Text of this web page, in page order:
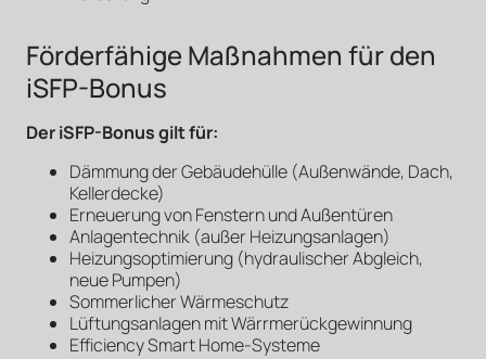
Förderfähige Maßnahmen für den
iSFP-Bonus
Der iSFP-Bonus gilt für:
Dämmung der Gebäudehülle (Außenwände, Dach,
Kellerdecke)
Erneuerung von Fenstern und Außentüren
Anlagentechnik (außer Heizungsanlagen)
Heizungsoptimierung (hydraulischer Abgleich,
neue Pumpen)
Sommerlicher Wärmeschutz
Lüftungsanlagen mit Wärrmerückgewinnung
Efficiency Smart Home-Systeme